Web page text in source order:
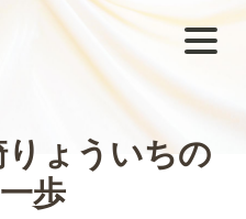
ょういちの
歩